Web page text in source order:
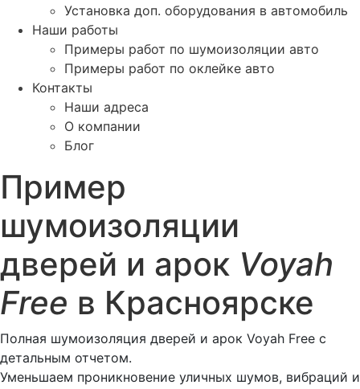
Установка доп. оборудования в автомобиль
Наши работы
Примеры работ по шумоизоляции авто
Примеры работ по оклейке авто
Контакты
Наши адреса
О компании
Блог
Пример
шумоизоляции
дверей и арок Voyah
Free в Красноярске
Полная шумоизоляция дверей и арок Voyah Free с
детальным отчетом.
Уменьшаем проникновение уличных шумов, вибраций и